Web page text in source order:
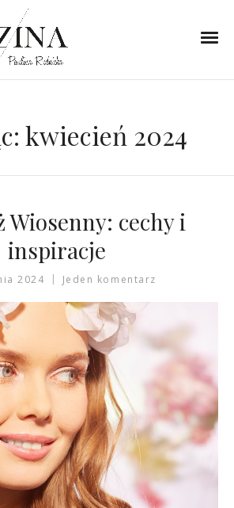
kwiecień 2024
Wiosenny: cechy i
inspiracje
2024 Jeden komentarz